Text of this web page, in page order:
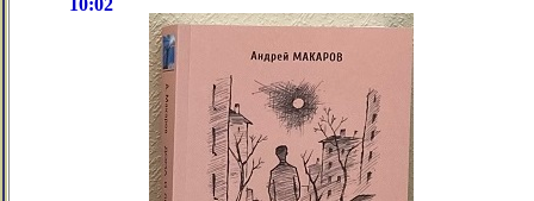
10:02